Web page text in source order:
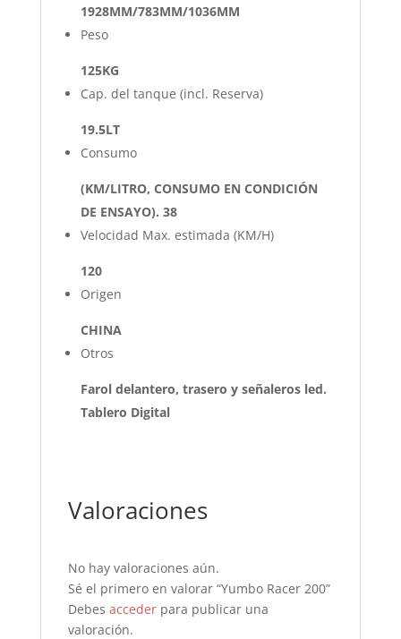
1928MM/783MM/1036MM
Peso
125KG
Cap. del tanque (incl. Reserva)
19.5LT
Consumo
(KM/LITRO, CONSUMO EN CONDICIÓN
DE ENSAYO). 38
Velocidad Max. estimada (KM/H)
120
Origen
CHINA
Otros
Farol delantero, trasero y señaleros led.
Tablero Digital
Valoraciones
No hay valoraciones aún.
Sé el primero en valorar “Yumbo Racer 200”
Debes accederpara publicar una
valoración.